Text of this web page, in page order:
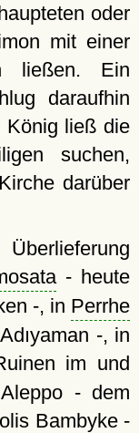
oder
mit einer
ließen. Ein
daraufhin
König ließ die
suchen,
darüber
- heute
-, in Perrhe
-, in
im und
- dem
Bambyke -